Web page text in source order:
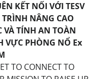
KẾT NỐI VỚI TESV
NÂNG CAO
VÀ TÍNH AN TOÀN
VỰC PHÒNG NỔ Ex
TO CONNECT TO